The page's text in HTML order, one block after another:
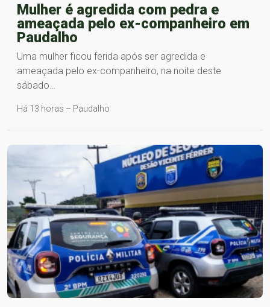
Mulher é agredida com pedra e
ameaçada pelo ex-companheiro em
Paudalho
Uma mulher ficou ferida após ser agredida e
ameaçada pelo ex-companheiro, na noite deste
sábado…
Há 13 horas – Paudalho